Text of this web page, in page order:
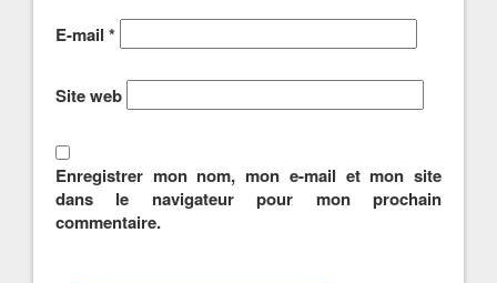
E-mail *
Site web
Enregistrer mon nom, mon e-mail et mon site
dans le navigateur pour mon prochain
commentaire.